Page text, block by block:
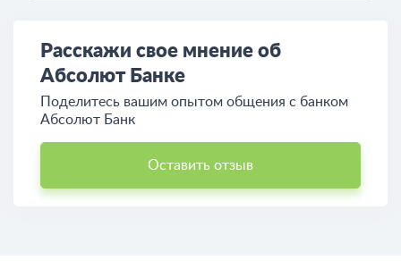
Расскажи свое мнение об
Абсолют Банке
Поделитесь вашим опытом общения c банком
Абсолют Банк
Оставить отзыв